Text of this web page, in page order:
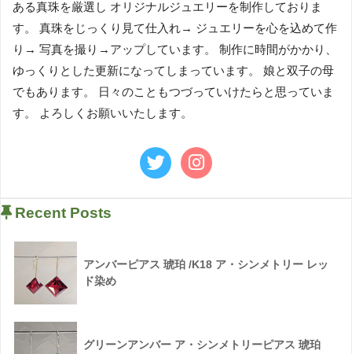
ある真珠を厳選し オリジナルジュエリーを制作しておりま
す。 真珠をじっくり見て仕入れ→ ジュエリーを心を込めて作
り→ 写真を撮り→アップしています。 制作に時間がかかり、
ゆっくりとした更新になってしまっています。 娘と双子の母
でもあります。 日々のこともつづっていけたらと思っていま
す。 よろしくお願いいたします。
Recent Posts
アンバーピアス 琥珀 /K18 ア・シンメトリー レッ
ド染め
グリーンアンバー ア・シンメトリーピアス 琥珀